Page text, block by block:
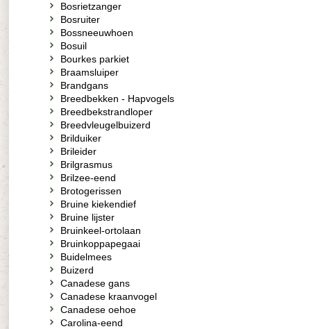
Bosrietzanger
Bosruiter
Bossneeuwhoen
Bosuil
Bourkes parkiet
Braamsluiper
Brandgans
Breedbekken - Hapvogels
Breedbekstrandloper
Breedvleugelbuizerd
Brilduiker
Brileider
Brilgrasmus
Brilzee-eend
Brotogerissen
Bruine kiekendief
Bruine lijster
Bruinkeel-ortolaan
Bruinkoppapegaai
Buidelmees
Buizerd
Canadese gans
Canadese kraanvogel
Canadese oehoe
Carolina-eend